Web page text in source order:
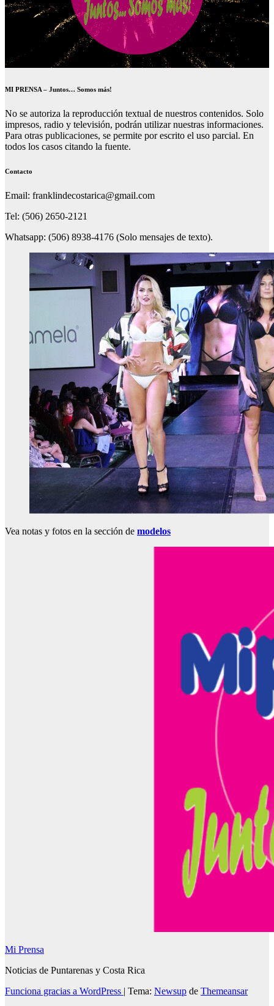
MI PRENSA – Juntos… Somos más!
No se autoriza la reproducción textual de nuestros contenidos. Solo
impresos, radio y televisión, podrán utilizar nuestras informaciones.
Para otras publicaciones, se permite por escrito el uso parcial. En
todos los casos citando la fuente.
Contacto
Email: franklindecostarica@gmail.com
Tel: (506) 2650-2121
Whatsapp: (506) 8938-4176 (Solo mensajes de texto).
Vea notas y fotos en la sección de modelos
Mi Prensa
Noticias de Puntarenas y Costa Rica
Funciona gracias a WordPress | Tema: Newsup de Themeansar